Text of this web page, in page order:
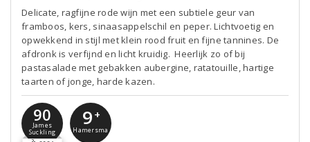
Delicate, ragfijne rode wijn met een subtiele geur van
framboos, kers, sinaasappelschil en peper. Lichtvoetig en
opwekkend in stijl met klein rood fruit en fijne tannines. De
afdronk is verfijnd en licht kruidig. Heerlijk zo of bij
pastasalade met gebakken aubergine, ratatouille, hartige
taarten of jonge, harde kazen.
90
James
Suckling
9 +
Hamersma